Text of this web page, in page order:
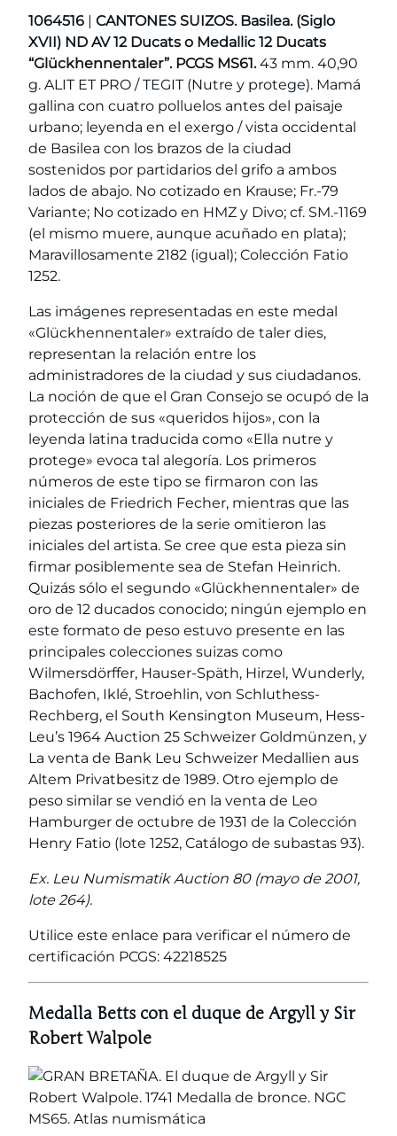
1064516 | CANTONES SUIZOS. Basilea. (Siglo
XVII) ND AV 12 Ducats o Medallic 12 Ducats
“Glückhennentaler”. PCGS MS61.43 mm. 40,90
g. ALIT ET PRO / TEGIT (Nutre y protege). Mamá
gallina con cuatro polluelos antes del paisaje
urbano; leyenda en el exergo / vista occidental
de Basilea con los brazos de la ciudad
sostenidos por partidarios del grifo a ambos
lados de abajo. No cotizado en Krause; Fr.-79
Variante; No cotizado en HMZ y Divo; cf. SM.-1169
(el mismo muere, aunque acuñado en plata);
Maravillosamente 2182 (igual); Colección Fatio
1252.
Las imágenes representadas en este medal
«Glückhennentaler» extraído de taler dies,
representan la relación entre los
administradores de la ciudad y sus ciudadanos.
La noción de que el Gran Consejo se ocupó de la
protección de sus «queridos hijos», con la
leyenda latina traducida como «Ella nutre y
protege» evoca tal alegoría. Los primeros
números de este tipo se firmaron con las
iniciales de Friedrich Fecher, mientras que las
piezas posteriores de la serie omitieron las
iniciales del artista. Se cree que esta pieza sin
firmar posiblemente sea de Stefan Heinrich.
Quizás sólo el segundo «Glückhennentaler» de
oro de 12 ducados conocido; ningún ejemplo en
este formato de peso estuvo presente en las
principales colecciones suizas como
Wilmersdörffer, Hauser-Späth, Hirzel, Wunderly,
Bachofen, Iklé, Stroehlin, von Schluthess-
Rechberg, el South Kensington Museum, Hess-
Leu’s 1964 Auction 25 Schweizer Goldmünzen, y
La venta de Bank Leu Schweizer Medallien aus
Altem Privatbesitz de 1989. Otro ejemplo de
peso similar se vendió en la venta de Leo
Hamburger de octubre de 1931 de la Colección
Henry Fatio (lote 1252, Catálogo de subastas 93).
Ex. Leu Numismatik Auction 80 (mayo de 2001,
lote 264).
Utilice este enlace para verificar el número de
certificación PCGS: 42218525
Medalla Betts con el duque de Argyll y Sir
Robert Walpole